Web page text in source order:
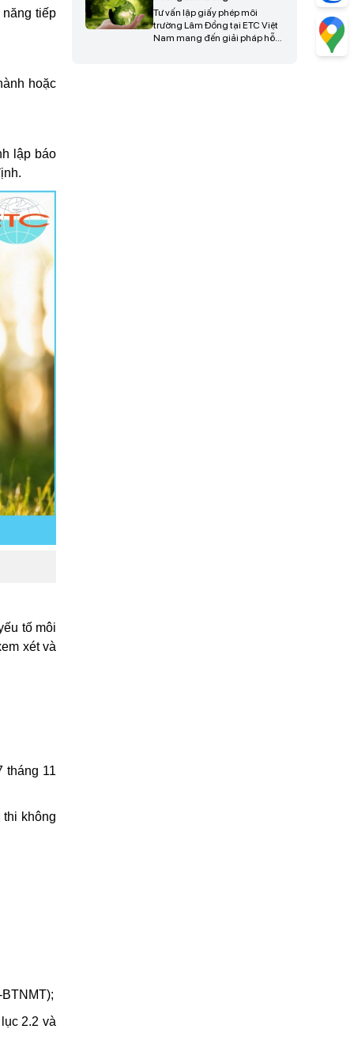
tiếp
hoặc
lập báo
tố môi
xét và
tháng 11
thi không
2.2 và
diễn ra thuận lợi, tiết kiệm thời
gian và nâng cao hiệu quả
triển khai dự án, liên hệ ngay
để được tư vấn và hỗ trợ chi
Tư vấn lập giấy phép môi
trường Lâm Đồng tại ETC Việt
Nam mang đến giải pháp hỗ